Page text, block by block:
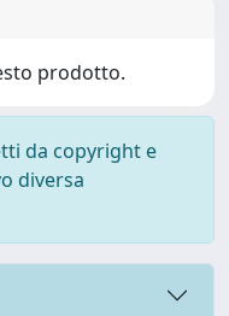
prodotto.
da copyright e
diversa